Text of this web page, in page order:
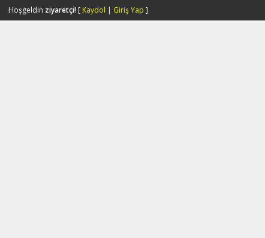
Hoşgeldin ziyaretçi! [ Kaydol | Giriş Yap ]